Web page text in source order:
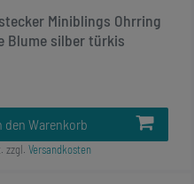
Miniblings Ohrring
Blume silber türkis
den Warenkorb
zzgl. Versandkosten